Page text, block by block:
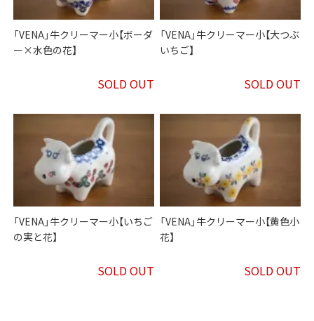
「VENA」牛クリーマー小【ボーダ
ー×水色の花】
SOLD OUT
「VENA」牛クリーマー小【大つぶ
いちご】
SOLD OUT
「VENA」牛クリーマー小【いちご
の実と花】
SOLD OUT
「VENA」牛クリーマー小【黄色小
花】
SOLD OUT